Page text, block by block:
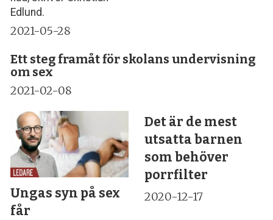
Edlund.
2021-05-28
Ett steg framåt för skolans undervisning
om sex
2021-02-08
Ungas syn på sex
får
Det är de mest
utsatta barnen
som behöver
porrfilter
2020-12-17